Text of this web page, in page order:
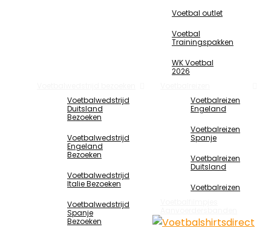
Voetbal outlet
Voetbal
Trainingspakken
WK Voetbal
2026
Voetbalwedstrijd
Duitsland
Bezoeken
Voetbalwedstrijd
Engeland
Bezoeken
Voetbalwedstrijd
Italie Bezoeken
Voetbalwedstrijd
Spanje
Bezoeken
Voetbalreizen
Engeland
Voetbalreizen
Spanje
Voetbalreizen
Duitsland
Voetbalreizen